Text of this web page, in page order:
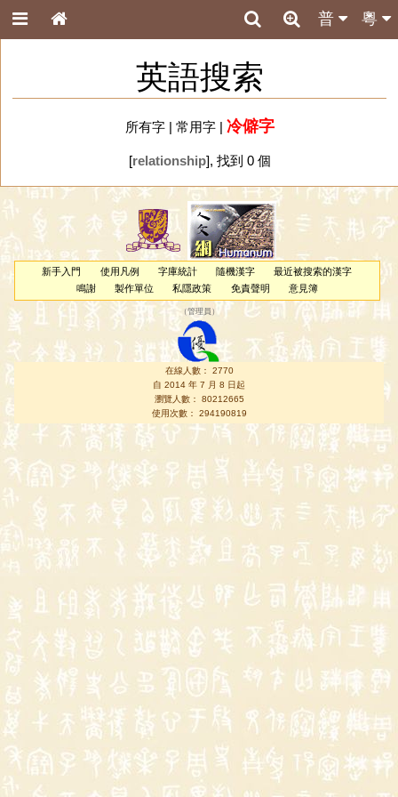
粵
普
英語搜索
所有字| 常用字| 冷僻字
[relationship], 找到 0 個
新手入門 使用凡例 字庫統計 隨機漢字
最近被搜索的漢字
鳴謝
製作單位 私隱政策 免責聲明 意見簿
（管理員 ）
在線人數： 2770
自 2014 年 7 月 8 日起
瀏覽人數： 80212665
使用次數： 294190819